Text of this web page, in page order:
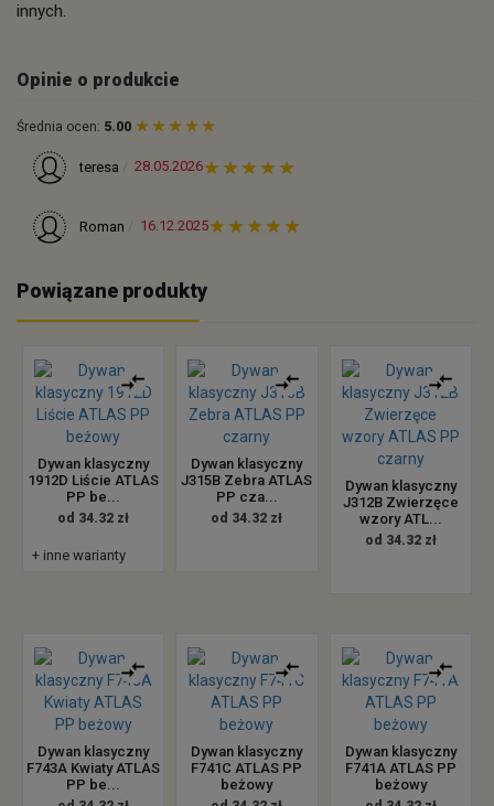
innych.
Opinie o produkcie
Średnia ocen: 5.00
teresa 28.05.2026
Roman 16.12.2025
Powiązane produkty
Dywan klasyczny
1912D Liście ATLAS
PP be...
od 34.32 zł
+ inne warianty
Dywan klasyczny
J315B Zebra ATLAS
PP cza...
od 34.32 zł
Dywan klasyczny
J312B Zwierzęce
wzory ATL...
od 34.32 zł
Dywan klasyczny
F743A Kwiaty ATLAS
PP be...
Dywan klasyczny
F741C ATLAS PP
beżowy
Dywan klasyczny
F741A ATLAS PP
beżowy